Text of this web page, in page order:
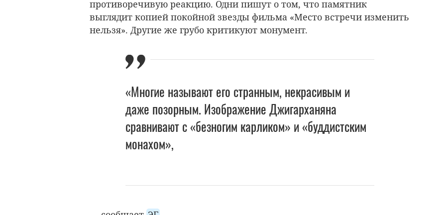
противоречивую реакцию. Одни пишут о том, что памятник
выглядит копией покойной звезды фильма «Место встречи изменить
нельзя». Другие же грубо критикуют монумент.
«Многие называют его странным, некрасивым и
даже позорным. Изображение Джигарханяна
сравнивают с «безногим карликом» и «буддистским
монахом»,